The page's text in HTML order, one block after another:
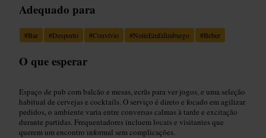
Adequado para
#Bar #Desporto #Convívio #NoiteEmEdimburgo #Beber
O que esperar
Espaço de pub com balcão e mesas, ecrãs para ver jogos, e uma seleção
habitual de cervejas e cocktails. O serviço é direto e focado em agilizar
pedidos, o ambiente varia entre conversas calmas à tarde e excitação
durante partidas. Frequentadores incluem locais e visitantes que
querem um encontro informal sem complicações.